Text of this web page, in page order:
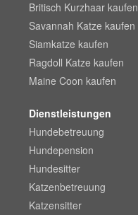
Britisch Kurzhaar kaufen
Savannah Katze kaufen
Siamkatze kaufen
Ragdoll Katze kaufen
Maine Coon kaufen
Dienstleistungen
Hundebetreuung
Hundepension
Hundesitter
Katzenbetreuung
Katzensitter